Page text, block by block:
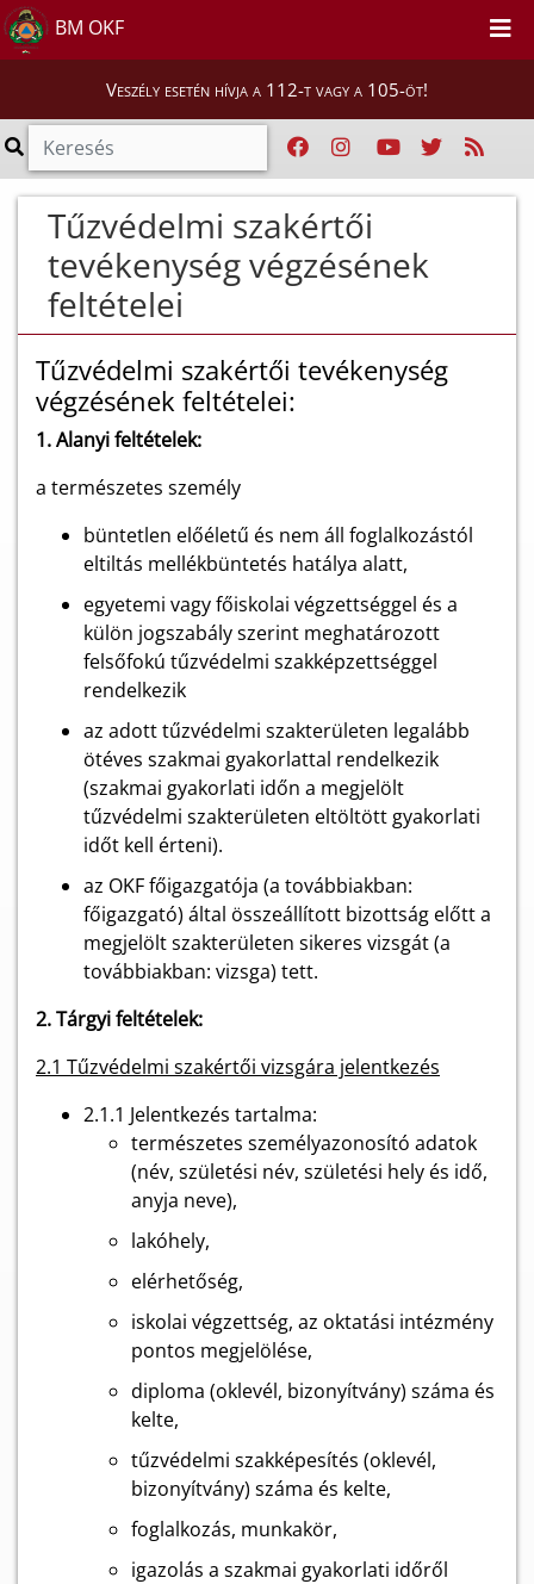
BM OKF
Veszély esetén hívja a 112-t vagy a 105-öt!
Tűzvédelmi szakértői
tevékenység végzésének
feltételei
Tűzvédelmi szakértői tevékenység
végzésének feltételei:
1. Alanyi feltételek:
a természetes személy
büntetlen előéletű és nem áll foglalkozástól
eltiltás mellékbüntetés hatálya alatt,
egyetemi vagy főiskolai végzettséggel és a
külön jogszabály szerint meghatározott
felsőfokú tűzvédelmi szakképzettséggel
rendelkezik
az adott tűzvédelmi szakterületen legalább
ötéves szakmai gyakorlattal rendelkezik
(szakmai gyakorlati időn a megjelölt
tűzvédelmi szakterületen eltöltött gyakorlati
időt kell érteni).
az OKF főigazgatója (a továbbiakban:
főigazgató) által összeállított bizottság előtt a
megjelölt szakterületen sikeres vizsgát (a
továbbiakban: vizsga) tett.
2. Tárgyi feltételek:
2.1 Tűzvédelmi szakértői vizsgára jelentkezés
2.1.1 Jelentkezés tartalma:
természetes személyazonosító adatok
(név, születési név, születési hely és idő,
anyja neve),
lakóhely,
elérhetőség,
iskolai végzettség, az oktatási intézmény
pontos megjelölése,
diploma (oklevél, bizonyítvány) száma és
kelte,
tűzvédelmi szakképesítés (oklevél,
bizonyítvány) száma és kelte,
foglalkozás, munkakör,
igazolás a szakmai gyakorlati időről